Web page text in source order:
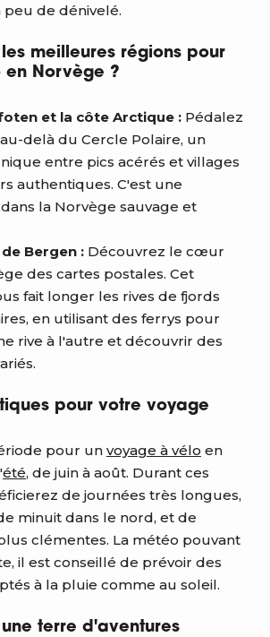
de dénivelé.
meilleures régions pour
Norvège ?
et la côte Arctique : Pédalez
delà du Cercle Polaire, un
entre pics acérés et villages
authentiques. C'est une
la Norvège sauvage et
Bergen : Découvrez le cœur
des cartes postales. Cet
fait longer les rives de fjords
en utilisant des ferrys pour
rive à l'autre et découvrir des
pour votre voyage
pour un voyage à vélo en
été, de juin à août. Durant ces
de journées très longues,
minuit dans le nord, et de
clémentes. La météo pouvant
il est conseillé de prévoir des
à la pluie comme au soleil.
terre d'aventures